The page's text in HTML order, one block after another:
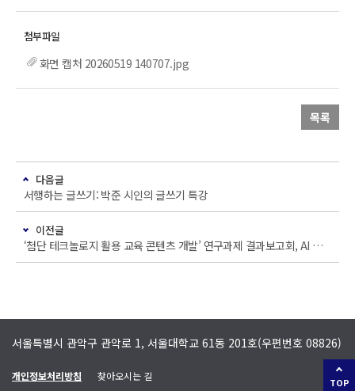
화면 캡처 20260519 140707.jpg
목록
다음글
서행하는 글쓰기: 박준 시인의 글쓰기 특강
이전글
‘첨단 테크놀로지 활용 교육 콘텐츠 개발’ 연구과제 결과보고회, AI 시대 대학 교육의 방향을 묻다
TOP
서울특별시 관악구 관악로 1, 서울대학교 61동 201호(우편번호 08826)
개인정보처리방침 찾아오시는 길